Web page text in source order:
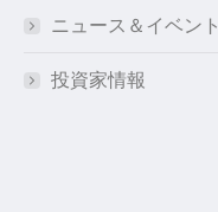
ニュース＆イベント
投資家情報